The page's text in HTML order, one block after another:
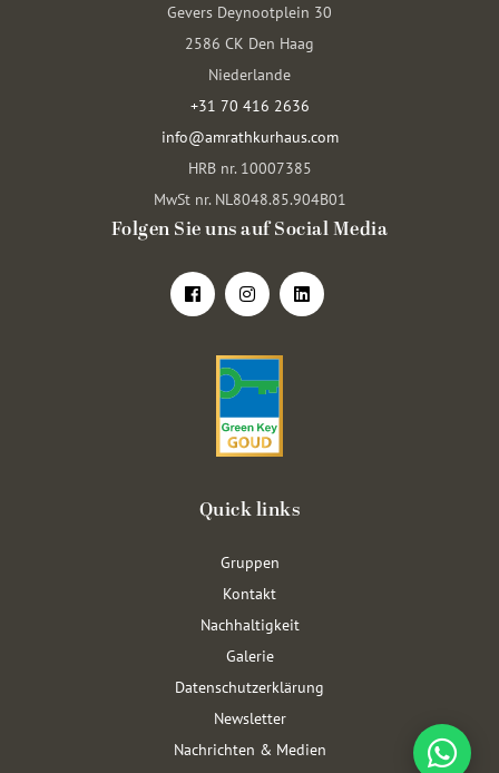
Gevers Deynootplein 30
2586 CK Den Haag
Niederlande
+31 70 416 2636
info@amrathkurhaus.com
HRB nr. 10007385
MwSt nr. NL8048.85.904B01
Folgen Sie uns auf Social Media
Quick links
Gruppen
Kontakt
Nachhaltigkeit
Galerie
Datenschutzerklärung
Newsletter
Nachrichten & Medien